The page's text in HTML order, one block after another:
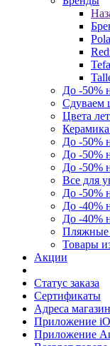
До -50%
Сдуваем
Цвета
До -50%
До -50%
До -50%
Все для
До -50%
До -40%
До -40%
Пляжные
Товары
Акции
Статус заказа
Сертификаты
Адреса
Приложение
Приложение